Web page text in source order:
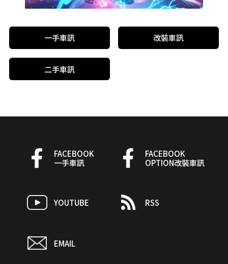
一手車訊 改裝車訊
二手車訊
FACEBOOK
一手車訊
FACEBOOK
OPTION改裝車訊
YOUTUBE RSS
EMAIL